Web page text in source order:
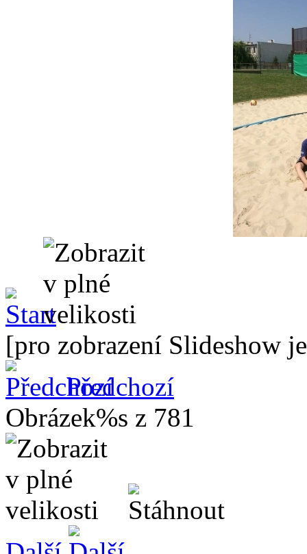
[pro zobrazení Slideshow
Předchozí
Obrázek%s z 781